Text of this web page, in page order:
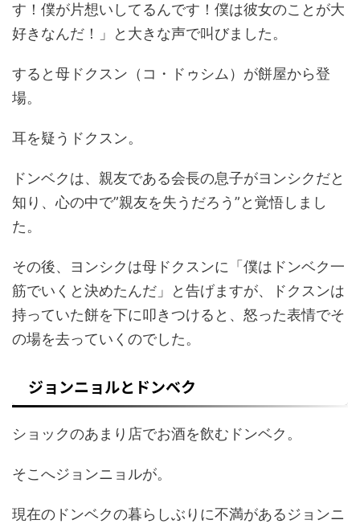
す！僕が片想いしてるんです！僕は彼女のことが大
好きなんだ！」と大きな声で叫びました。
すると母ドクスン（コ・ドゥシム）が餅屋から登
場。
耳を疑うドクスン。
ドンベクは、親友である会長の息子がヨンシクだと
知り、心の中で”親友を失うだろう”と覚悟しまし
た。
その後、ヨンシクは母ドクスンに「僕はドンベク一
筋でいくと決めたんだ」と告げますが、ドクスンは
持っていた餅を下に叩きつけると、怒った表情でそ
の場を去っていくのでした。
ジョンニョルとドンベク
ショックのあまり店でお酒を飲むドンベク。
そこへジョンニョルが。
現在のドンベクの暮らしぶりに不満があるジョンニ